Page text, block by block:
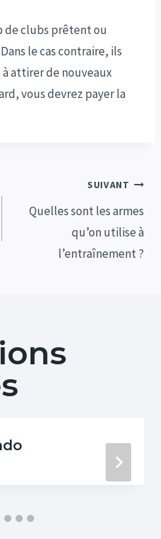
de clubs prêtent ou
le cas contraire, ils
attirer de nouveaux
vous devrez payer la
SUIVANT
Quelles sont les armes
qu’on utilise à
l’entraînement ?